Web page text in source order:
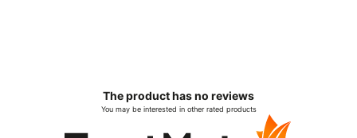
The product has no reviews
You may be interested in other rated products